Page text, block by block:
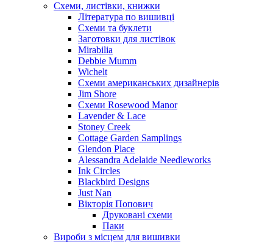
Схеми, листівки, книжки
Література по вишивці
Схеми та буклети
Заготовки для листівок
Mirabilia
Debbie Mumm
Wichelt
Схеми американських дизайнерів
Jim Shore
Cхеми Rosewood Manor
Lavender & Lace
Stoney Creek
Cottage Garden Samplings
Glendon Place
Alessandra Adelaide Needleworks
Ink Circles
Blackbird Designs
Just Nan
Вікторія Попович
Друковані схеми
Паки
Вироби з місцем для вишивки